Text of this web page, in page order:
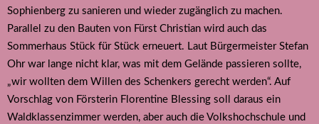
Sophienberg zu sanieren und wieder zugänglich zu machen.
Parallel zu den Bauten von Fürst Christian wird auch das
Sommerhaus Stück für Stück erneuert. Laut Bürgermeister Stefan
Ohr war lange nicht klar, was mit dem Gelände passieren sollte,
„wir wollten dem Willen des Schenkers gerecht werden“. Auf
Vorschlag von Försterin Florentine Blessing soll daraus ein
Waldklassenzimmer werden, aber auch die Volkshochschule und